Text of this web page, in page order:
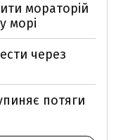
мораторій
морі
через
потяги